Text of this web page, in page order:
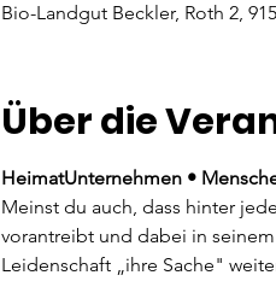
Bio-Landgut Beckler, Roth 2,
Über die
HeimatUnternehmen •
Meinst du auch, dass hinter
vorantreibt und dabei in
Leidenschaft „ihre Sache"